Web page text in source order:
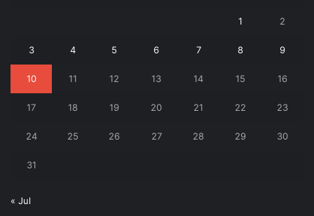
1 2
3 4 5 6 7 8 9
10 11 12 13 14 15 16
17 18 19 20 21 22 23
24 25 26 27 28 29 30
31
« Jul